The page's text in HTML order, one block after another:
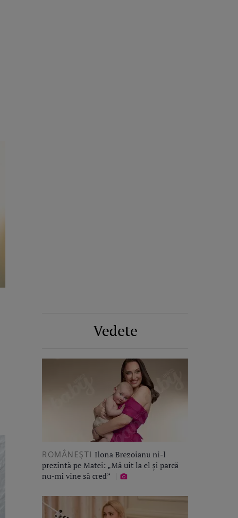
Vedete
ROMÂNEŞTI Ilona Brezoianu ni-l
prezintă pe Matei: „Mă uit la el și parcă
nu-mi vine să cred”